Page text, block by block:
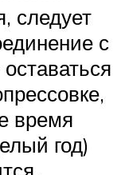
следует
с
время
год)